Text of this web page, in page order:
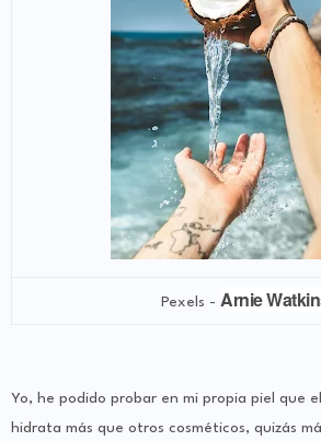
Pexels -Arnie
Yo, he podido probar en mi propia piel que
hidrata más que otros cosméticos, quizás